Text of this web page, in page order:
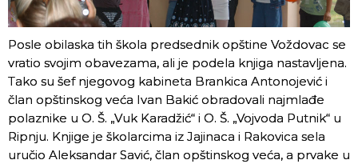
Posle obilaska tih škola predsednik opštine Voždovac se
vratio svojim obavezama, ali je podela knjiga nastavljena.
Tako su šef njegovog kabineta Brankica Antonojević i
član opštinskog veća Ivan Bakić obradovali najmlađe
polaznike u O. Š. „Vuk Karadžić“ i O. Š. „Vojvoda Putnik“ u
Ripnju. Knjige je školarcima iz Jajinaca i Rakovica sela
uručio Aleksandar Savić, član opštinskog veća, a prvake u